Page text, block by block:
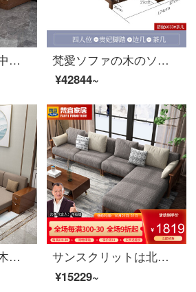
梵愛ソファ現代新中国式ゴム木のソファー冬夏両用収納物ソファリビングセット家具保管物-四人位+貴妃+茶何+テレビキャビネット組立
梵愛ソファの木のソファ、胡桃の木の布芸ソファ現代中国式のシンプルなソファルームの家具の4つのセット+いくつかの+足+茶何
¥42844~
梵愛新中国式ゴム木の実木ソファ綿麻布芸座ってソファセットリビングルームの家具をセットした四人位＋足＋茶卓＋テレビキャビネットの標準モデル
サンスクリットは北欧の軽奢で小柄な家型の実木の布芸のソファーの組み合わせのセットが必要です。現代簡単に三人の居間にレジャー高級な木質家具胡桃色のシングルルームがあります。
¥15229~